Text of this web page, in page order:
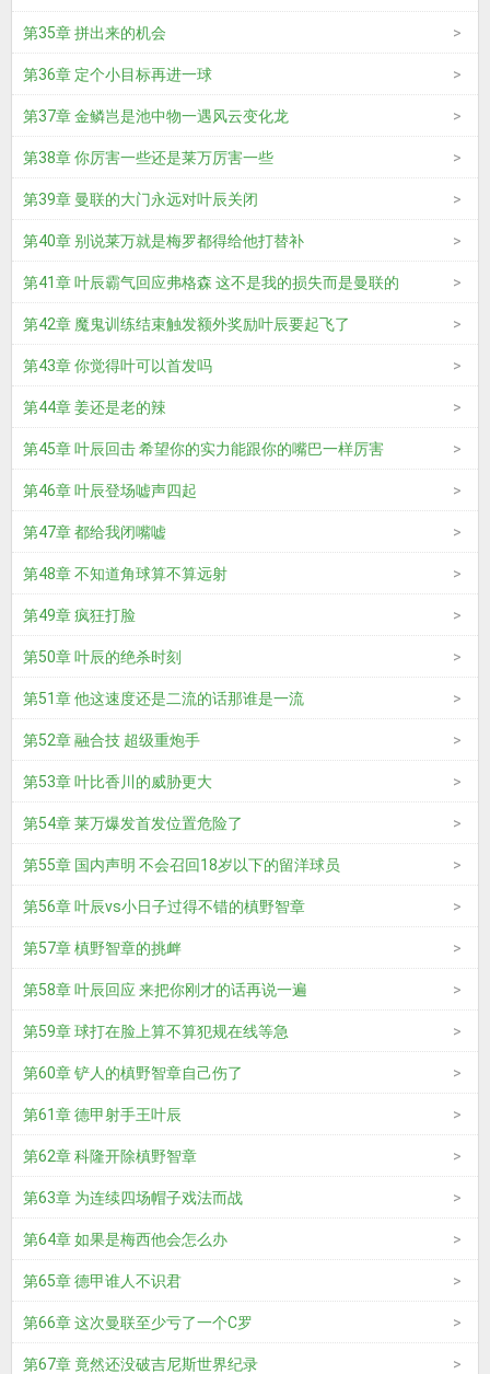
第35章 拼出来的机会
第36章 定个小目标再进一球
第37章 金鳞岂是池中物一遇风云变化龙
第38章 你厉害一些还是莱万厉害一些
第39章 曼联的大门永远对叶辰关闭
第40章 别说莱万就是梅罗都得给他打替补
第41章 叶辰霸气回应弗格森 这不是我的损失而是曼联的
第42章 魔鬼训练结束触发额外奖励叶辰要起飞了
第43章 你觉得叶可以首发吗
第44章 姜还是老的辣
第45章 叶辰回击 希望你的实力能跟你的嘴巴一样厉害
第46章 叶辰登场嘘声四起
第47章 都给我闭嘴嘘
第48章 不知道角球算不算远射
第49章 疯狂打脸
第50章 叶辰的绝杀时刻
第51章 他这速度还是二流的话那谁是一流
第52章 融合技 超级重炮手
第53章 叶比香川的威胁更大
第54章 莱万爆发首发位置危险了
第55章 国内声明 不会召回18岁以下的留洋球员
第56章 叶辰vs小日子过得不错的槙野智章
第57章 槙野智章的挑衅
第58章 叶辰回应 来把你刚才的话再说一遍
第59章 球打在脸上算不算犯规在线等急
第60章 铲人的槙野智章自己伤了
第61章 德甲射手王叶辰
第62章 科隆开除槙野智章
第63章 为连续四场帽子戏法而战
第64章 如果是梅西他会怎么办
第65章 德甲谁人不识君
第66章 这次曼联至少亏了一个C罗
第67章 竟然还没破吉尼斯世界纪录